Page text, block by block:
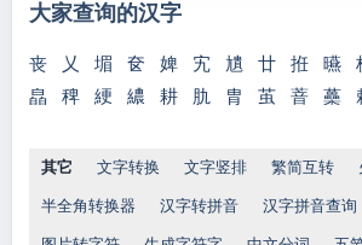
大家查询的汉字
丧 乂 堳 奁 婢 宄 尵 廿 拰 曣
皛
稗 綆 繷 耕 肍 胄 茧 萻 蘽
其它 文字转换 文字竖排 繁简互转
半全角转换器 汉字转拼音 汉字拼音查询